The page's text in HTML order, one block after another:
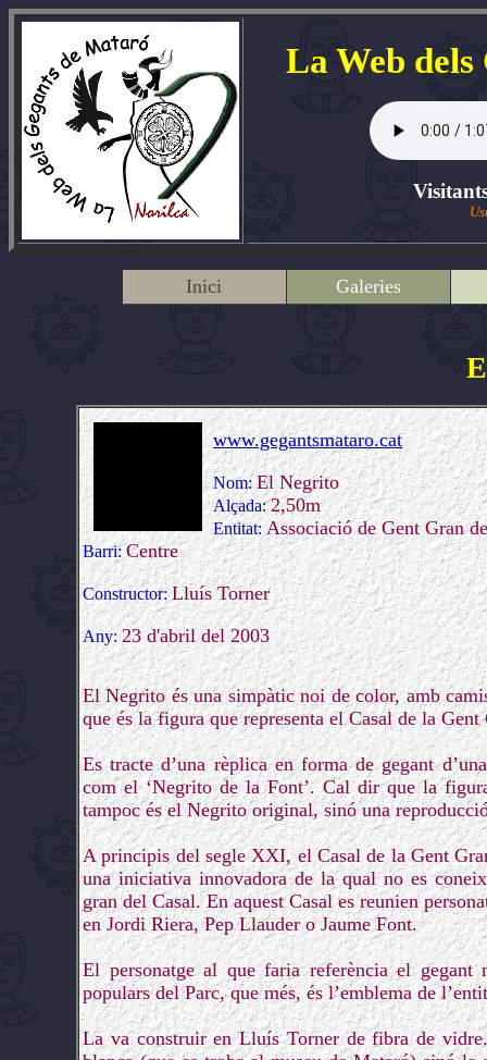
La Web
Inici Galeries
www.gegantsmataro.cat
Nom:El Negrito
Alçada:2,50m
Entitat:Associació de Gent Gran
Barri:Centre
Constructor:Lluís Torner
Any:23 d'abril del 2003
El Negrito és una simpàtic noi de color, amb
que és la figura que representa el Casal de la Gent
Es tracte d’una rèplica en forma de gegant
com el ‘Negrito de la Font’. Cal dir que la
tampoc és el Negrito original, sinó una
A principis del segle XXI, el Casal de la Gent
una iniciativa innovadora de la qual no es
gran del Casal. En aquest Casal es reunien
en Jordi Riera, Pep Llauder o Jaume Font.
El personatge al que faria referència el
populars del Parc, que més, és l’emblema de
La va construir en Lluís Torner de fibra de